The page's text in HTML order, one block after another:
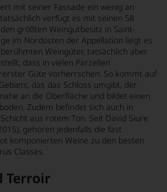
mit seiner Fassade ein wenig an
verfügt es mit seinen 58
größten Weingutbesitz in Saint-
im Nordosten der Appellation liegt es
Weingüter, tatsächlich aber
dass in vielen Parzellen
Güte vorherrschen. So kommt auf
das das Schloss umgibt, der
an die Oberfläche und bildet einen
Zudem befindet sich auch in
aus rotem Ton. Seit David Siure
gehören jedenfalls die fast
komponierten Weine zu den besten
Classés.
Terroir